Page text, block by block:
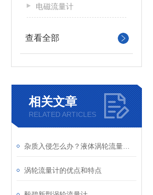
电磁流量计
查看全部
相关文章
RELATED ARTICLES
涡轮流量计的优点和特点